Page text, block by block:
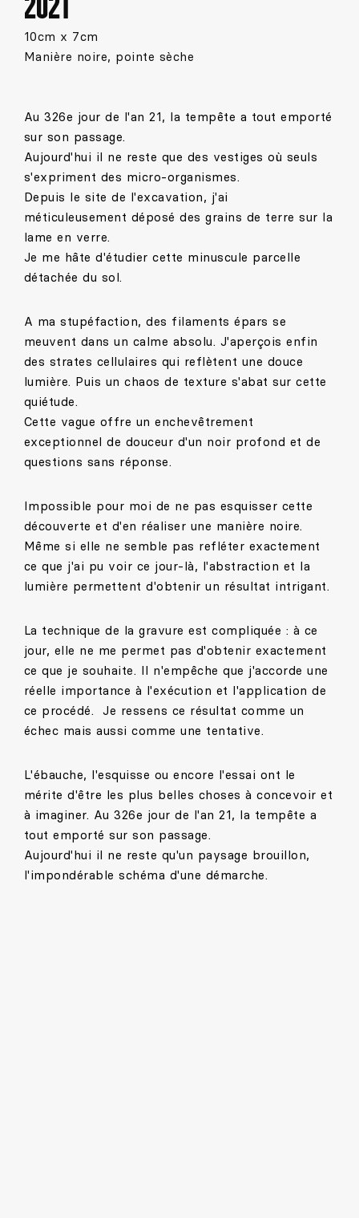
2021
10cm x 7cm
Manière noire, pointe sèche
Au 326e jour de l'an 21, la tempête a tout emporté
sur son passage.
Aujourd'hui il ne reste que des vestiges où seuls
s'expriment des micro-organismes.
Depuis le site de l'excavation, j'ai
méticuleusement déposé des grains de terre sur la
lame en verre.
Je me hâte d'étudier cette minuscule parcelle
détachée du sol.
A ma stupéfaction, des filaments épars se
meuvent dans un calme absolu. J'aperçois enfin
des strates cellulaires qui reflètent une douce
lumière. Puis un chaos de texture s'abat sur cette
quiétude.
Cette vague offre un enchevêtrement
exceptionnel de douceur d'un noir profond et de
questions sans réponse.
Impossible pour moi de ne pas esquisser cette
découverte et d'en réaliser une manière noire.
Même si elle ne semble pas refléter exactement
ce que j'ai pu voir ce jour-là, l'abstraction et la
lumière permettent d'obtenir un résultat intrigant.
La technique de la gravure est compliquée : à ce
jour, elle ne me permet pas d'obtenir exactement
ce que je souhaite. Il n'empêche que j'accorde une
réelle importance à l'exécution et l'application de
ce procédé. Je ressens ce résultat comme un
échec mais aussi comme une tentative.
L'ébauche, l'esquisse ou encore l'essai ont le
mérite d'être les plus belles choses à concevoir et
à imaginer. Au 326e jour de l'an 21, la tempête a
tout emporté sur son passage.
Aujourd'hui il ne reste qu'un paysage brouillon,
l'impondérable schéma d'une démarche.